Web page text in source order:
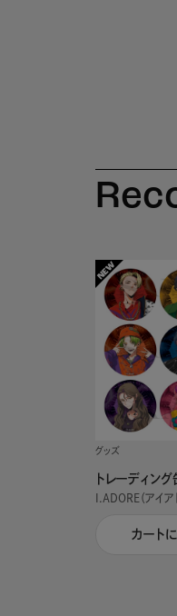
グッズ
トレーディン
I.ADORE（アイア
カート